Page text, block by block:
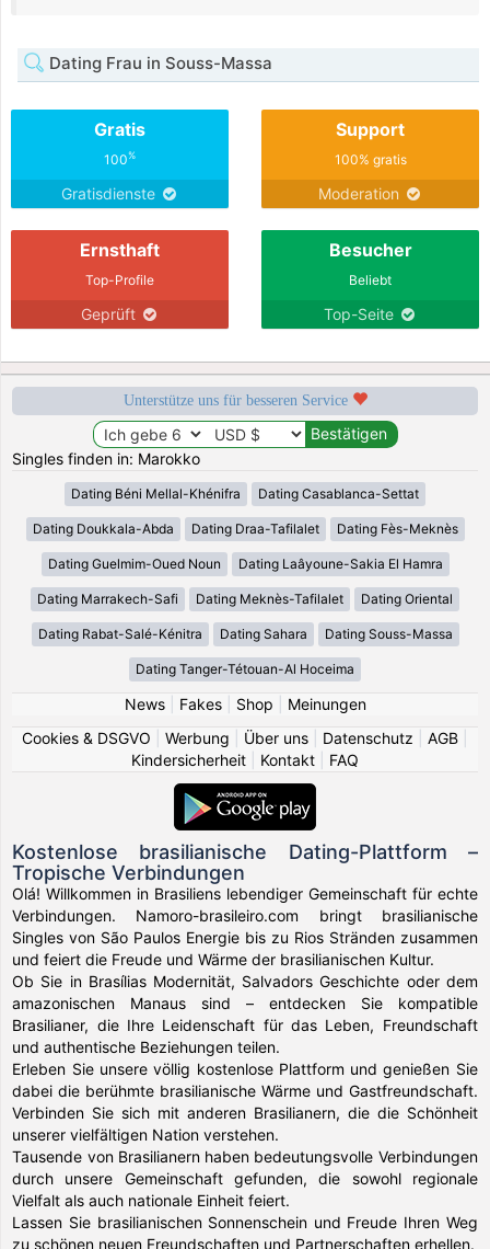
Dating Frau in Souss-Massa
Gratis
100%
Gratisdienste
Support
100% gratis
Moderation
Ernsthaft
Top-Profile
Geprüft
Besucher
Beliebt
Top-Seite
Unterstütze uns für besseren Service
Singles finden in: Marokko
Dating Béni Mellal-Khénifra Dating Casablanca-Settat
Dating Doukkala-Abda Dating Draa-Tafilalet Dating Fès-Meknès
Dating Guelmim-Oued Noun Dating Laâyoune-Sakia El Hamra
Dating Marrakech-Safi Dating Meknès-Tafilalet Dating Oriental
Dating Rabat-Salé-Kénitra Dating Sahara Dating Souss-Massa
Dating Tanger-Tétouan-Al Hoceima
News| Fakes| Shop
Meinungen
Cookies & DSGVO
Werbung Über uns Datenschutz AGB
Kindersicherheit
Kontakt FAQ
Kostenlose brasilianische Dating-Plattform –
Tropische Verbindungen
Olá! Willkommen in Brasiliens lebendiger Gemeinschaft für echte
Verbindungen. Namoro-brasileiro.com bringt brasilianische
Singles von São Paulos Energie bis zu Rios Stränden zusammen
und feiert die Freude und Wärme der brasilianischen Kultur.
Ob Sie in Brasílias Modernität, Salvadors Geschichte oder dem
amazonischen Manaus sind – entdecken Sie kompatible
Brasilianer, die Ihre Leidenschaft für das Leben, Freundschaft
und authentische Beziehungen teilen.
Erleben Sie unsere völlig kostenlose Plattform und genießen Sie
dabei die berühmte brasilianische Wärme und Gastfreundschaft.
Verbinden Sie sich mit anderen Brasilianern, die die Schönheit
unserer vielfältigen Nation verstehen.
Tausende von Brasilianern haben bedeutungsvolle Verbindungen
durch unsere Gemeinschaft gefunden, die sowohl regionale
Vielfalt als auch nationale Einheit feiert.
Lassen Sie brasilianischen Sonnenschein und Freude Ihren Weg
zu schönen neuen Freundschaften und Partnerschaften erhellen.